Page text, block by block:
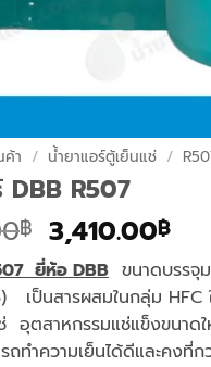
า / น้ำยาแอร์ตู้เย็นแช่ /
DBB R507
฿ Original
price
was:
4,500.00฿.
3,410.00฿
is:
ยี่ห้อ DBB ขนาดบรรจุ
เป็นสารผสมในกลุ่ม HFC
อุตสาหกรรมแช่แข็งขนา
ถทำความเย็นได้ดีและคงที่